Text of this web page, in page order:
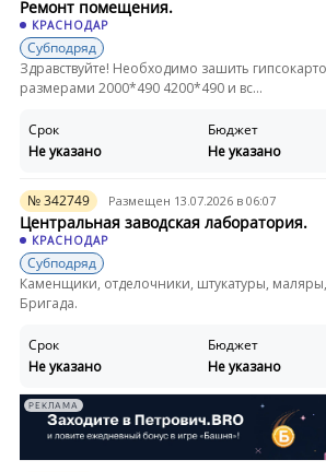
Ремонт помещения.
КРАСНОДАР
Субподряд
Здравствуйте! Необходимо зашить
размерами 2000*490 4200*490 и вс...
Срок
Не указано
Бюджет
Не указано
№ 342749 Размещен 13.07.2026 в 06:07
Центральная заводская лаборатория.
КРАСНОДАР
Субподряд
Каменщики, отделочники, штукатуры,
Бригада.
Срок
Не указано
Бюджет
Не указано
РЕКЛАМА